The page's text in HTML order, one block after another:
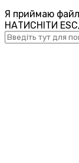
Я приймаю
НАТИСНІТИ